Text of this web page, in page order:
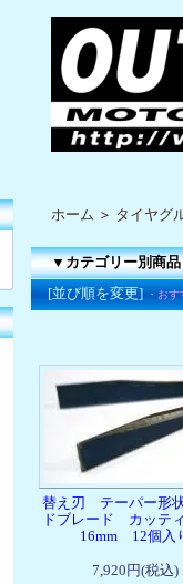
ホーム ＞ タイヤグ
▼カテゴリー別商品
[並び順を変更]
・お
替え刃 テーパー形
ドブレード カッテ
16mm 12個入
7,920円(税込)